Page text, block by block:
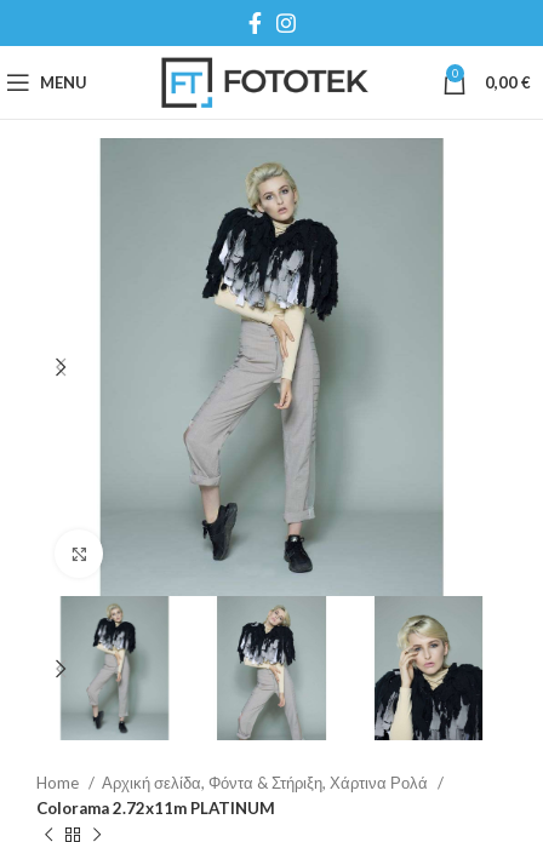
MENU 0 0,00€
Click to enlarge
Home
Αρχική σελίδα, Φόντα & Στήριξη, Χάρτινα Ρολά
Colorama 2.72x11m PLATINUM